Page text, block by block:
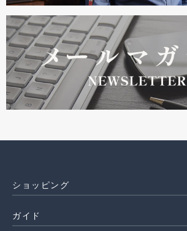
ショッピング
ガイド